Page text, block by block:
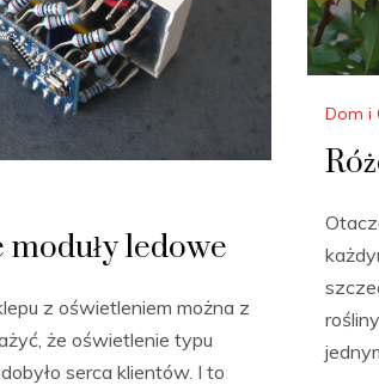
Dom i
ledowe
z oświetleniem można z
że oświetlenie typu
serca klientów. I to